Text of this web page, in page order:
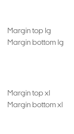
Margin top lg
Margin bottom lg
Margin top xl
Margin bottom xl